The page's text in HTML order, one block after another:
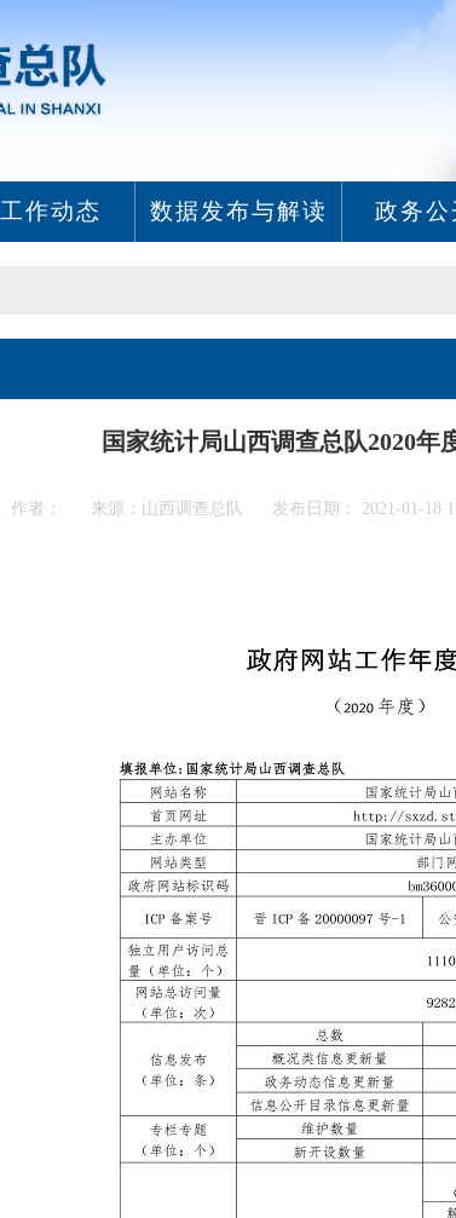
工作动态 数据发布与解读 政务公
国家统计局山西调查总队2020年
作者： 来源：山西调查总队 发布日期： 2021-01-18